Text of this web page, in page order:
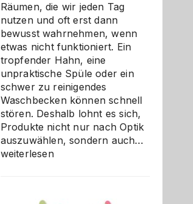
Räumen, die wir jeden Tag
nutzen und oft erst dann
bewusst wahrnehmen, wenn
etwas nicht funktioniert. Ein
tropfender Hahn, eine
unpraktische Spüle oder ein
schwer zu reinigendes
Waschbecken können schnell
stören. Deshalb lohnt es sich,
Produkte nicht nur nach Optik
auszuwählen, sondern auch…
weiterlesen